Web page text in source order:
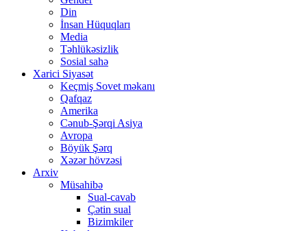
Din
İnsan Hüquqları
Media
Təhlükəsizlik
Sosial sahə
Xarici Siyasət
Keçmiş Sovet məkanı
Qafqaz
Amerika
Cənub-Şərqi Asiya
Avropa
Böyük Şərq
Xəzər hövzəsi
Arxiv
Müsahibə
Sual-cavab
Çətin sual
Bizimkiler